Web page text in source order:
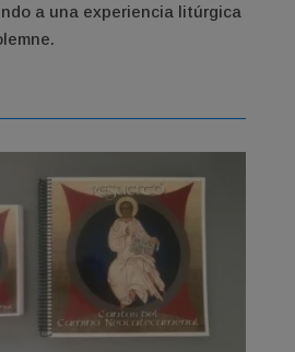
a una experiencia litúrgica